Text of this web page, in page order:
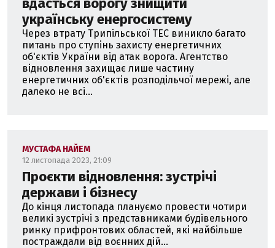
вдасться ворогу знищити
українську енергосистему
Через втрату Трипільської ТЕС виникло багато
питань про ступінь захисту енергетичних
об'єктів України від атак ворога. Агентство
відновлення захищає лише частину
енергетичних об'єктів розподільчої мережі, але
далеко не всі...
МУСТАФА НАЙЕМ
12 листопада 2023, 21:09
Проєкти відновлення: зустрічі
держави і бізнесу
До кінця листопада плануємо провести чотири
великі зустрічі з представниками будівельного
ринку прифронтових областей, які найбільше
постраждали від воєнних дій...